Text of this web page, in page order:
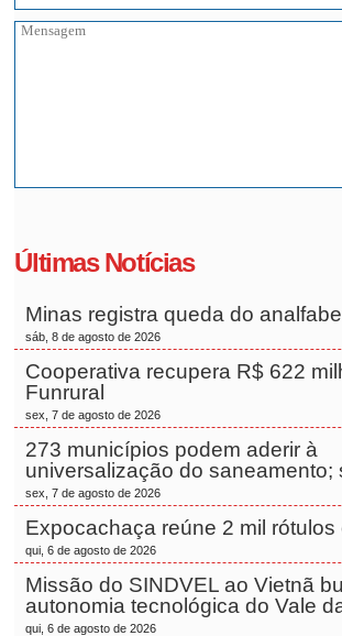
Últimas Notícias
Minas registra queda do
sáb, 8 de agosto de 2026
Cooperativa recupera R$ 622
Funrural
sex, 7 de agosto de 2026
273 municípios podem aderir à
universalização do saneamento;
sex, 7 de agosto de 2026
Expocachaça reúne 2 mil rótulos
qui, 6 de agosto de 2026
Missão do SINDVEL ao Vietnã
autonomia tecnológica do Vale
qui, 6 de agosto de 2026